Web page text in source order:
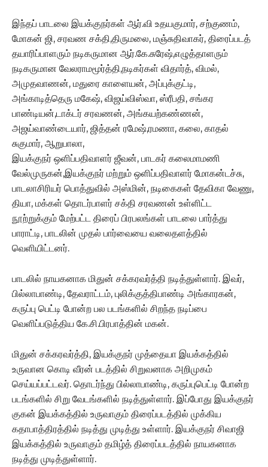
இந்தப் பாடலை இயக்குநர்கள் ஆர்.வி உதயகுமார், சற்குணம்,
மோகன் ஜி, சரவண சக்தி,திருமலை, மஞ்சுதிவாகர், திரைப்படத்
தயாரிப்பாளரும் நடிகருமான ஆர்.கே.சுரேஷ்,எழுத்தாளரும்
நடிகருமான வேலராமமூர்த்தி,நடிகர்கள் விதார்த், விமல்,
அமுதவாணன், மதுரை காளையன், அப்புக்குட்டி,
அங்காடித்தெரு மகேஷ், விஜய்விஸ்வா, ஸ்ரீபதி, சங்கர
பாண்டியன்,டாக்டர் சரவணன், அங்கயற்கண்ணன்,
அஜய்வாண்டையார், ஜித்தன் ரமேஷ்,ரமணா, கலை, காதல்
சுகுமார், ஆறுபாலா,
இயக்குநர் ஒளிப்பதிவாளர் ஜீவன், பாடகர் கலைமாமணி
வேல்முருகன்,இயக்குநர் மற்றும் ஒளிப்பதிவாளர் மோகன்டச்சு,
பாடலாசிரியர் பொத்துவில் அஸ்மின், நடிகைகள் தேவிகா வேணு,
தியா, மக்கள் தொடர்பாளர் சக்தி சரவணன் உள்ளிட்ட
நூற்றுக்கும் மேற்பட்ட திரைப் பிரபலங்கள் பாடலை பார்த்து
பாராட்டி, பாடலின் முதல் பார்வையை வலைதளத்தில்
வெளியிட்டனர்.
பாடலில் நாயகனாக மிதுன் சக்கரவர்த்தி நடித்துள்ளார். இவர்,
பில்லாபாண்டி, தேவராட்டம், புலிக்குத்திபாண்டி அங்காரகன்,
கருப்பு பெட்டி போன்ற பல படங்களில் சிறந்த நடிப்பை
வெளிப்படுத்திய கே.சி.பிரபாத்தின் மகன்.
மிதுன் சக்கரவர்த்தி, இயக்குநர் முத்தையா இயக்கத்தில்
உருவான கொடி வீரன் படத்தில் சிறுவனாக அறிமுகம்
செய்யப்பட்டவர். தொடர்ந்து பில்லாபாண்டி, கருப்புபெட்டி போன்ற
படங்களில் சிறு வேடங்களில் நடித்துள்ளார். இப்போது இயக்குநர்
குகன் இயக்கத்தில் உருவாகும் திரைப்படத்தில் முக்கிய
கதாபாத்திரத்தில் நடித்து முடித்து உள்ளார். இயக்குநர் சிவாஜி
இயக்கத்தில் உருவாகும் தமிழ்த் திரைப்படத்தில் நாயகனாக
நடித்து முடித்துள்ளார்.